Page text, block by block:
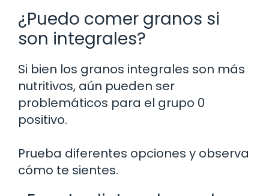
¿Puedo comer granos si
son integrales?
Si bien los granos integrales son más
nutritivos, aún pueden ser
problemáticos para el grupo 0
positivo.
Prueba diferentes opciones y observa
cómo te sientes.